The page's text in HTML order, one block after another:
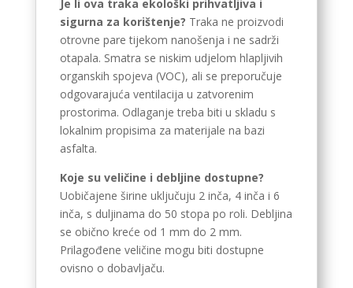
Je li ova traka ekološki prihvatljiva i
sigurna za korištenje? Traka ne proizvodi
otrovne pare tijekom nanošenja i ne sadrži
otapala. Smatra se niskim udjelom hlapljivih
organskih spojeva (VOC), ali se preporučuje
odgovarajuća ventilacija u zatvorenim
prostorima. Odlaganje treba biti u skladu s
lokalnim propisima za materijale na bazi
asfalta.
Koje su veličine i debljine dostupne?
Uobičajene širine uključuju 2 inča, 4 inča i 6
inča, s duljinama do 50 stopa po roli. Debljina
se obično kreće od 1 mm do 2 mm.
Prilagođene veličine mogu biti dostupne
ovisno o dobavljaču.